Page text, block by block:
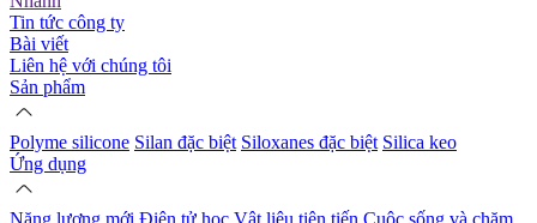
Tin tức công ty
Bài viết
Liên hệ với chúng tôi
Sản phẩm
Polyme silicone Silan đặc biệt Siloxanes đặc biệt Silica keo
Ứng dụng
Năng lượng mới Điện tử học Vật liệu tiên tiến Cuộc sống và chăm